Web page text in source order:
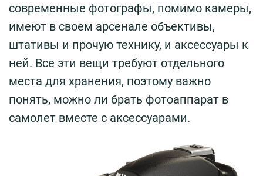
современные фотографы, помимо камеры,
имеют в своем арсенале объективы,
штативы и прочую технику, и аксессуары к
ней. Все эти вещи требуют отдельного
места для хранения, поэтому важно
понять, можно ли брать фотоаппарат в
самолет вместе с аксессуарами.